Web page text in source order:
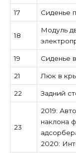
17 Сиденье
18
Модуль
19 Сиденье
21 Люк в
22 Задний
23
2019:
наклона
2020: